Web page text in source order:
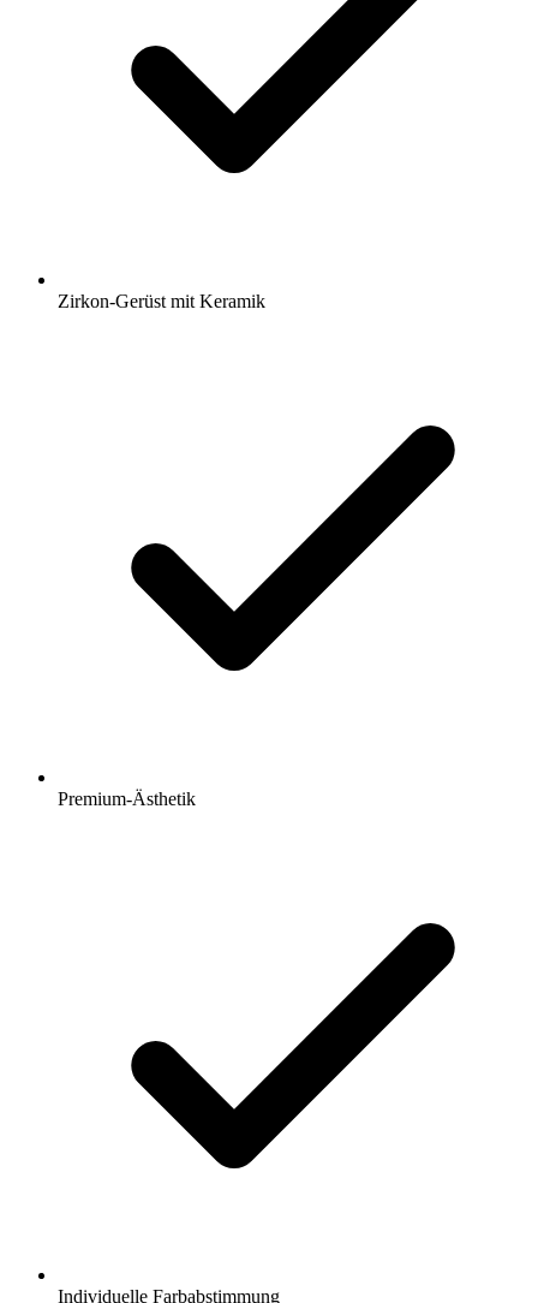
Zirkon-Gerüst mit Keramik
Premium-Ästhetik
Individuelle Farbabstimmung